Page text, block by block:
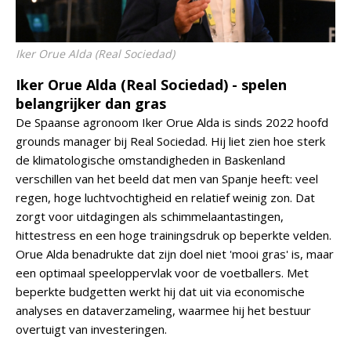
Iker Orue Alda (Real Sociedad)
Iker Orue Alda (Real Sociedad) - spelen
belangrijker dan gras
De Spaanse agronoom Iker Orue Alda is sinds 2022 hoofd
grounds manager bij Real Sociedad. Hij liet zien hoe sterk
de klimatologische omstandigheden in Baskenland
verschillen van het beeld dat men van Spanje heeft: veel
regen, hoge luchtvochtigheid en relatief weinig zon. Dat
zorgt voor uitdagingen als schimmelaantastingen,
hittestress en een hoge trainingsdruk op beperkte velden.
Orue Alda benadrukte dat zijn doel niet 'mooi gras' is, maar
een optimaal speeloppervlak voor de voetballers. Met
beperkte budgetten werkt hij dat uit via economische
analyses en dataverzameling, waarmee hij het bestuur
overtuigt van investeringen.